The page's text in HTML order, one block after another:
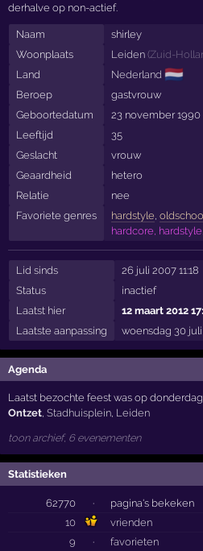
derhalve op non-actief.
Naam
shirley
Woonplaats
Leiden (Zuid-
Land
Nederland 🇳🇱
Beroep
gastvrouw
Geboortedatum
23 november 1990
Leeftijd
35
Geslacht
vrouw
Geaardheid
hetero
Relatie
nee
Favoriete genres
hardstyle,
hardcore,
Lid sinds
26 juli 2007 11:18
Status
inactief
Laatst hier
12 maart 2012
Laatste aanpassing
woensdag 30
Agenda
Laatst bezochte feest was op
Ontzet ,Stadhuisplein Leiden
toon archief, 6 evenementen
Statistieken
62770 ·
pagina's bekeken
10
vrienden
9
·
favorieten